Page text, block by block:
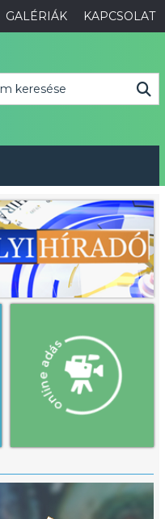
GALÉRIÁK KAPCSOLAT